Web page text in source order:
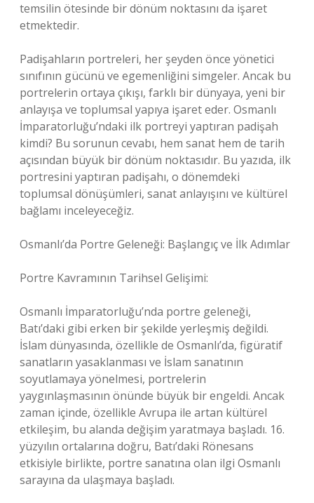
temsilin ötesinde bir dönüm noktasını da işaret
etmektedir.
Padişahların portreleri, her şeyden önce yönetici
sınıfının gücünü ve egemenliğini simgeler. Ancak bu
portrelerin ortaya çıkışı, farklı bir dünyaya, yeni bir
anlayışa ve toplumsal yapıya işaret eder. Osmanlı
İmparatorluğu’ndaki ilk portreyi yaptıran padişah
kimdi? Bu sorunun cevabı, hem sanat hem de tarih
açısından büyük bir dönüm noktasıdır. Bu yazıda, ilk
portresini yaptıran padişahı, o dönemdeki
toplumsal dönüşümleri, sanat anlayışını ve kültürel
bağlamı inceleyeceğiz.
Osmanlı’da Portre Geleneği: Başlangıç ve İlk Adımlar
Portre Kavramının Tarihsel Gelişimi:
Osmanlı İmparatorluğu’nda portre geleneği,
Batı’daki gibi erken bir şekilde yerleşmiş değildi.
İslam dünyasında, özellikle de Osmanlı’da, figüratif
sanatların yasaklanması ve İslam sanatının
soyutlamaya yönelmesi, portrelerin
yaygınlaşmasının önünde büyük bir engeldi. Ancak
zaman içinde, özellikle Avrupa ile artan kültürel
etkileşim, bu alanda değişim yaratmaya başladı. 16.
yüzyılın ortalarına doğru, Batı’daki Rönesans
etkisiyle birlikte, portre sanatına olan ilgi Osmanlı
sarayına da ulaşmaya başladı.